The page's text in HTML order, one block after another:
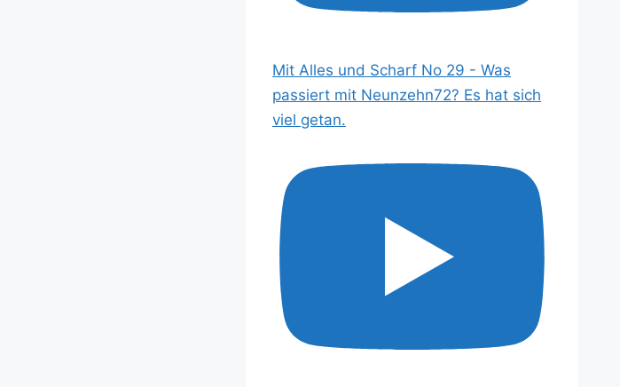
Mit Alles und Scharf No 29 - Was
passiert mit Neunzehn72? Es hat sich
viel getan.